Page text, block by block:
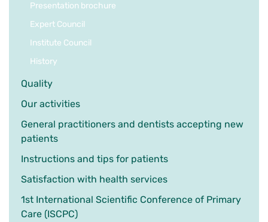
Presentation brochure
Expert Council
Institute Council
History
Quality
Our activities
General practitioners and dentists accepting new
patients
Instructions and tips for patients
Satisfaction with health services
1st International Scientific Conference of Primary
Care (ISCPC)